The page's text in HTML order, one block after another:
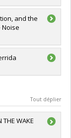
and the
Noise
Tout déplier
THE WAKE